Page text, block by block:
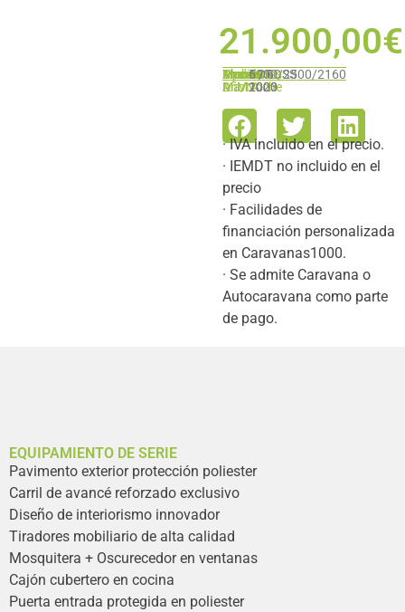
21.900,00€
Marca:ACROSS
Chasis:
-
Medidas:5900/2500/2160
Ambientes:
-
Tipo:-
Plazas
Día/Noche
6 / 6
M.M.A.1000
Año:2023
· IVA incluido en el precio.
· IEMDT no incluido en el
precio
· Facilidades de
financiación personalizada
en Caravanas1000.
· Se admite Caravana o
Autocaravana como parte
de pago.
EQUIPAMIENTO DE SERIE
Pavimento exterior protección poliester
Carril de avancé reforzado exclusivo
Diseño de interiorismo innovador
Tiradores mobiliario de alta calidad
Mosquitera + Oscurecedor en ventanas
Cajón cubertero en cocina
Puerta entrada protegida en poliester